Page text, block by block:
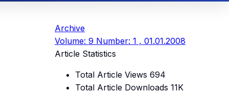
Archive
Volume: 9 Number: 1 , 01.01.2008
Article Statistics
Total Article Views 694
Total Article Downloads 11K